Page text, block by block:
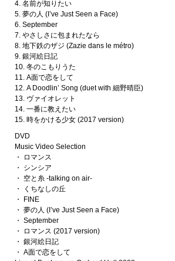
4. 名前が知りたい
5. 夢の人 (I’ve Just Seen a Face)
6. September
7. やさしさに包まれたなら
8. 地下鉄のザジ (Zazie dans le métro)
9. 銀河絵日記
10. 冬のこもりうた
11. A面で恋をして
12. A Doodlin’ Song (duet with 細野晴臣)
13. ヴァイオレット
14. 一番に教えたい
15. 時をかける少女 (2017 version)
DVD
Music Video Selection
・ ロマンス
・ シンシア
・ 空と糸 -talking on air-
・ くちなしの丘
・ FINE
・ 夢の人 (I’ve Just Seen a Face)
・ September
・ ロマンス (2017 version)
・ 銀河絵日記
・ A面で恋をして